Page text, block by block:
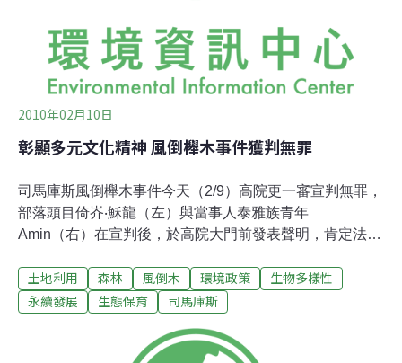
2010年02月10日
彰顯多元文化精神 風倒櫸木事件獲判無罪
司馬庫斯風倒櫸木事件今天（2/9）高院更一審宣判無罪，
部落頭目倚岕‧穌龍（左）與當事人泰雅族青年
Amin（右）在宣判後，於高院大門前發表聲明，肯定法院
更一審宣判，法官認為被告三人之行為符合《原住民基本
法》之精神，判決三名被告無罪。委任律師詹順 貴表示，
的態度來看待原住民文化，不論是在社會學、人類學或是
土地利用 森林 風倒木 環境政策
生物多樣性
永續發展
生態保育 司馬庫斯